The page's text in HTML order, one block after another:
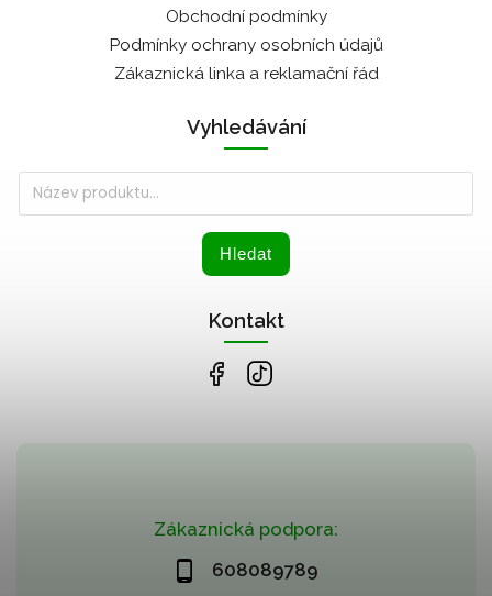
Zákaznická podpora:
608089789
Obchodní podmínky
Podmínky ochrany osobních údajů
Zákaznická linka a reklamační řád
Vyhledávání
Hledat
Kontakt